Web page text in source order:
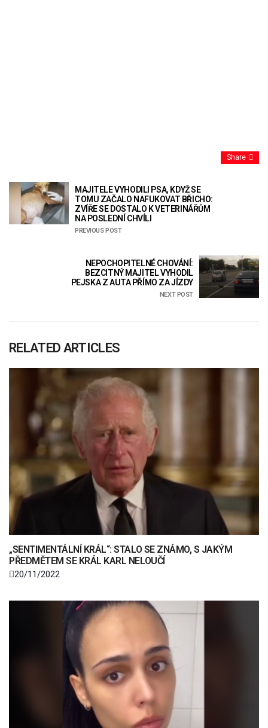
Share
MAJITELE VYHODILI PSA, KDYŽ SE
TOMU ZAČALO NAFUKOVAT BŘICHO:
ZVÍŘE SE DOSTALO K VETERINÁŘŮM
NA POSLEDNÍ CHVÍLI
PREVIOUS POST
NEPOCHOPITELNÉ CHOVÁNÍ:
BEZCITNÝ MAJITEL VYHODIL
PEJSKA Z AUTA PŘÍMO ZA JÍZDY
NEXT POST
RELATED ARTICLES
„SENTIMENTÁLNÍ KRÁL“: STALO SE ZNÁMO, S JAKÝM
PŘEDMĚTEM SE KRÁL KARL NELOUČÍ
20/11/2022